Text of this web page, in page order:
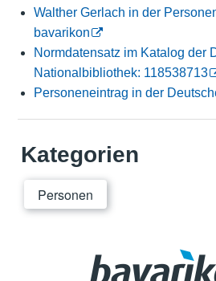
Walther Gerlach in der
bavarikon
Normdatensatz im Katalog der
Nationalbibliothek: 118538713
Personeneintrag in der
Kategorien
Personen